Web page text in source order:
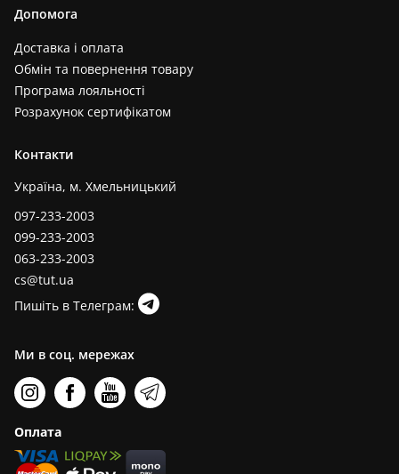
Допомога
Доставка і оплата
Обмін та повернення товару
Програма лояльності
Розрахунок сертифікатом
Контакти
Україна, м. Хмельницький
097-233-2003
099-233-2003
063-233-2003
cs@tut.ua
Пишіть в Телеграм:
Ми в соц. мережах
Оплата